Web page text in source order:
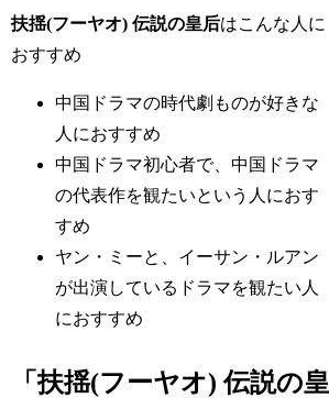
扶揺(フーヤオ) 伝説の皇后はこんな人に
おすすめ
中国ドラマの時代劇ものが好きな
人におすすめ
中国ドラマ初心者で、中国ドラマ
の代表作を観たいという人におす
すめ
ヤン・ミーと、イーサン・ルアン
が出演しているドラマを観たい人
におすすめ
「扶揺(フーヤオ) 伝説の皇